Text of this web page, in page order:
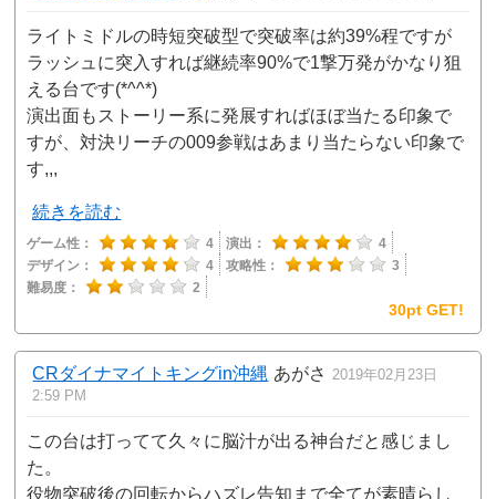
ライトミドルの時短突破型で突破率は約39%程ですが
ラッシュに突入すれば継続率90%で1撃万発がかなり狙
える台です(*^^*)
演出面もストーリー系に発展すればほぼ当たる印象で
すが、対決リーチの009参戦はあまり当たらない印象で
す,,,
続きを読む
ゲーム性： 4 演出：
4
デザイン：
4 攻略性：
3
難易度：
2
30pt GET!
CRダイナマイトキングin沖縄 あがさ 2019年02月23日
2:59 PM
この台は打ってて久々に脳汁が出る神台だと感じまし
た。
役物突破後の回転からハズレ告知まで全てが素晴らし